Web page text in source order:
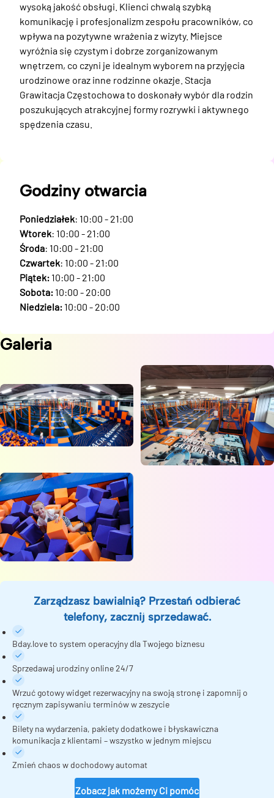
wysoką jakość obsługi. Klienci chwalą szybką
komunikację i profesjonalizm zespołu pracowników, co
wpływa na pozytywne wrażenia z wizyty. Miejsce
wyróżnia się czystym i dobrze zorganizowanym
wnętrzem, co czyni je idealnym wyborem na przyjęcia
urodzinowe oraz inne rodzinne okazje. Stacja
Grawitacja Częstochowa to doskonały wybór dla rodzin
poszukujących atrakcyjnej formy rozrywki i aktywnego
spędzenia czasu.
Godziny otwarcia
Poniedziałek: 10:00 - 21:00
Wtorek: 10:00 - 21:00
Środa: 10:00 - 21:00
Czwartek: 10:00 - 21:00
Piątek: 10:00 - 21:00
Sobota: 10:00 - 20:00
Niedziela: 10:00 - 20:00
Galeria
Zarządzasz bawialnią? Przestań odbierać
telefony, zacznij sprzedawać.
Bday.love to system operacyjny dla Twojego biznesu
Sprzedawaj urodziny online 24/7
Wrzuć gotowy widget rezerwacyjny na swoją stronę i zapomnij o
ręcznym zapisywaniu terminów w zeszycie
Bilety na wydarzenia, pakiety dodatkowe i błyskawiczna
komunikacja z klientami – wszystko w jednym miejscu
Zmień chaos w dochodowy automat
Zobacz jak możemy Ci pomóc